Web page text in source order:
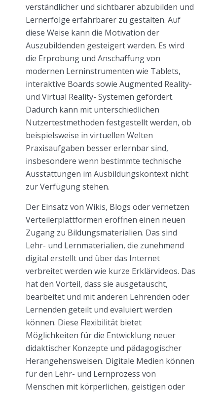
verständlicher und sichtbarer abzubilden und
Lernerfolge erfahrbarer zu gestalten. Auf
diese Weise kann die Motivation der
Auszubildenden gesteigert werden. Es wird
die Erprobung und Anschaffung von
modernen Lerninstrumenten wie Tablets,
interaktive Boards sowie Augmented Reality-
und Virtual Reality- Systemen gefördert.
Dadurch kann mit unterschiedlichen
Nutzertestmethoden festgestellt werden, ob
beispielsweise in virtuellen Welten
Praxisaufgaben besser erlernbar sind,
insbesondere wenn bestimmte technische
Ausstattungen im Ausbildungskontext nicht
zur Verfügung stehen.
Der Einsatz von Wikis, Blogs oder vernetzen
Verteilerplattformen eröffnen einen neuen
Zugang zu Bildungsmaterialien. Das sind
Lehr- und Lernmaterialien, die zunehmend
digital erstellt und über das Internet
verbreitet werden wie kurze Erklärvideos. Das
hat den Vorteil, dass sie ausgetauscht,
bearbeitet und mit anderen Lehrenden oder
Lernenden geteilt und evaluiert werden
können. Diese Flexibilität bietet
Möglichkeiten für die Entwicklung neuer
didaktischer Konzepte und pädagogischer
Herangehensweisen. Digitale Medien können
für den Lehr- und Lernprozess von
Menschen mit körperlichen, geistigen oder